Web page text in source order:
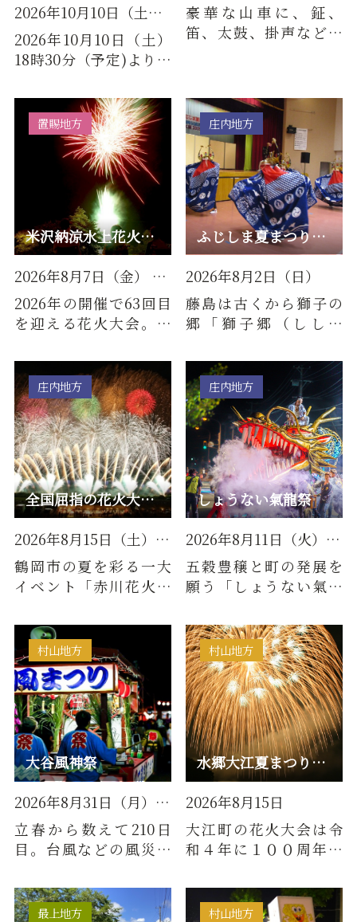
2026年10月10日（土） ※荒天中止
2026年10月10日（土）
18時30分（予定)より、
球場）にて「第三回よ
ねざわ…
豪華な山車に、鉦、
笛、太鼓、掛声などの
米沢納涼水上花火大会
置賜地方
2026年8月7日（金） ※荒天による延期の場合は8月10日（月）
2026年の開催で63回目
を迎える花火大会。会
の居城跡に作られた松
が岬公園…
ふじしま夏まつり・鶴岡伝統芸能祭
庄内地方
2026年8月2日（日）
藤島は古くから獅子の
郷「獅子郷（ししご
さんの獅子踊りや神楽
が伝承され…
全国屈指の花火大会「赤川花火大会」 2026年8月15日(土)開催！
庄内地方
2026年8月15日（土） ※荒天の場合 順延なし
鶴岡市の夏を彩る一大
イベント「赤川花火大
観光客が訪れる全国屈
指の花火…
しょうない氣龍祭
庄内地方
2026年8月11日（火）※山の日開催※
五穀豊穣と町の発展を
願う「しょうない氣龍
くから龍にまつわる伝
説が伝え…
大谷風神祭
村山地方
2026年8月31日（月）/毎年8月31日
立春から数えて210日
目。台風などの風災害
が風祭である。 8月31日
に開…
水郷大江夏まつり灯ろう流し花火大会
村山地方
2026年8月15日
大江町の花火大会は令
和４年に１００周年を
やかに彩る行燈・青竹
ちょうち…
最上地方 村山地方